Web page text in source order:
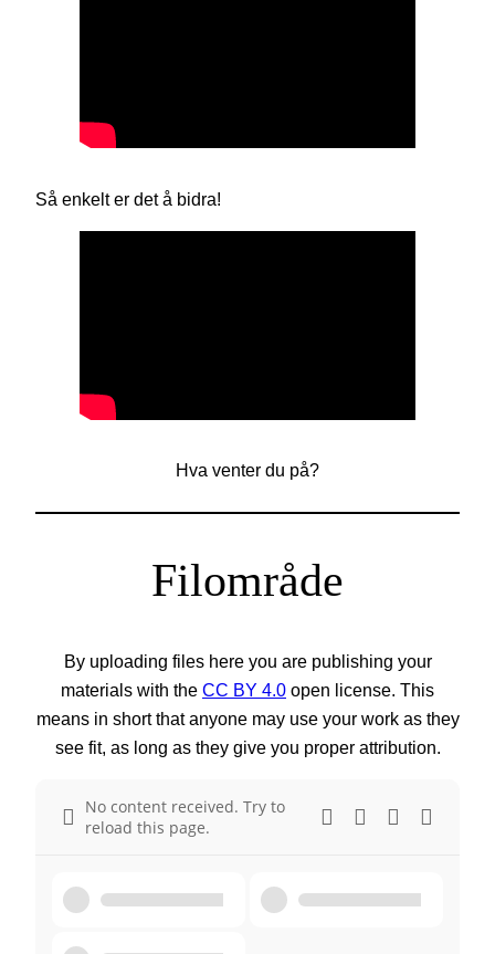
Så enkelt er det å bidra!
Hva venter du på?
Filområde
By uploading files here you are publishing your
materials with the CC BY 4.0 open license. This
means in short that anyone may use your work as they
see fit, as long as they give you proper attribution.
No content received. Try to
reload this page.